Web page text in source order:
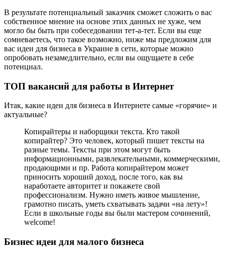
В результате потенциальный заказчик сможет сложить о вас
собственное мнение на основе этих данных не хуже, чем
могло бы быть при собеседовании тет-а-тет. Если вы еще
сомневаетесь, что такое возможно, ниже мы предложим для
вас идеи для бизнеса в Украине в сети, которые можно
опробовать незамедлительно, если вы ощущаете в себе
потенциал.
ТОП вакансий для работы в Интернет
Итак, какие идеи для бизнеса в Интернете самые «горячие» и
актуальные?
Копирайтеры и наборщики текста. Кто такой
копирайтер? Это человек, который пишет тексты на
разные темы. Тексты при этом могут быть
информационными, развлекательными, коммерческими,
продающими и пр. Работа копирайтером может
приносить хороший доход, после того, как вы
наработаете авторитет и покажете свой
профессионализм. Нужно иметь живое мышление,
грамотно писать, уметь схватывать задачи «на лету»!
Если в школьные годы вы были мастером сочинений,
welcome!
Бизнес идеи для малого бизнеса